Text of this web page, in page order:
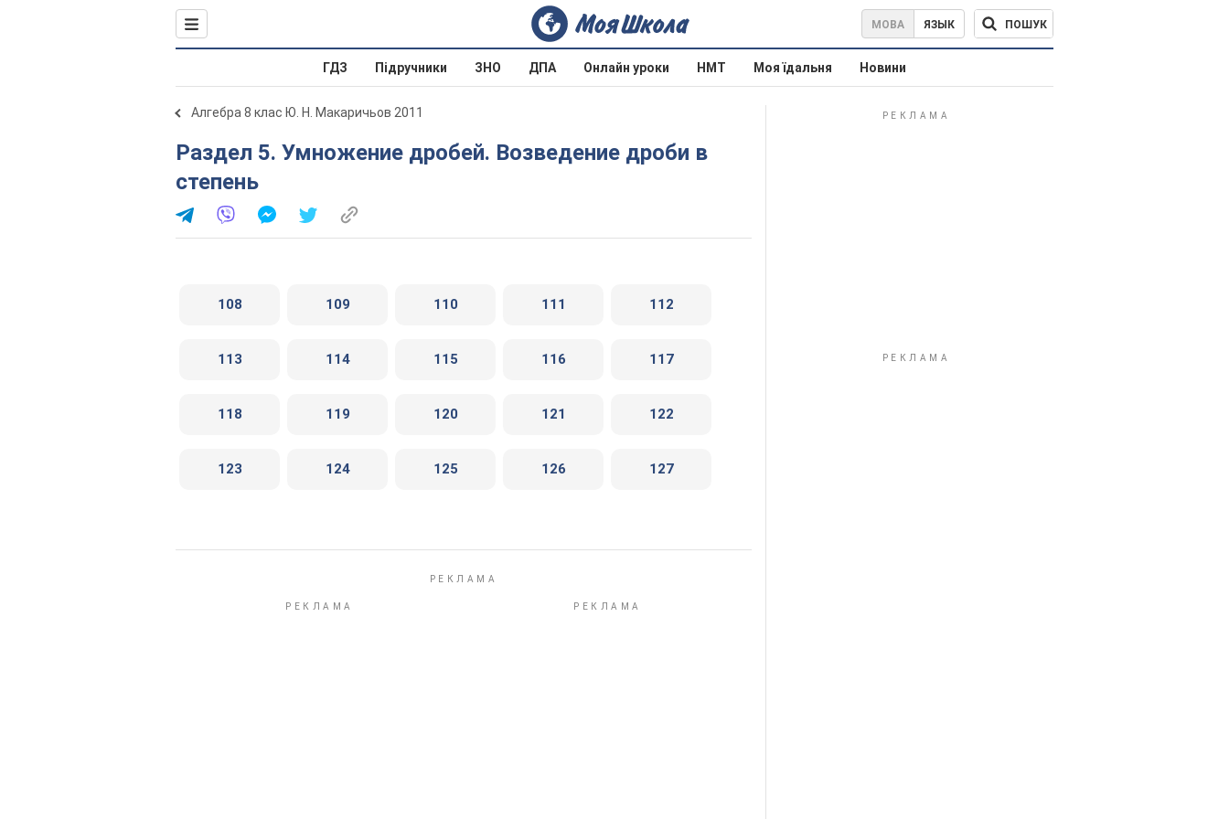
МОВА ЯЗЫК ПОШУК
ГДЗ Підручники ЗНО ДПА Онлайн уроки НМТ Моя їдальня Новини
Алгебра 8 клас Ю. Н. Макаричьов 2011
Раздел 5. Умножение дробей. Возведение дроби в
степень
108 109 110 111 112
113 114 115 116 117
118 119 120 121 122
123 124 125 126 127